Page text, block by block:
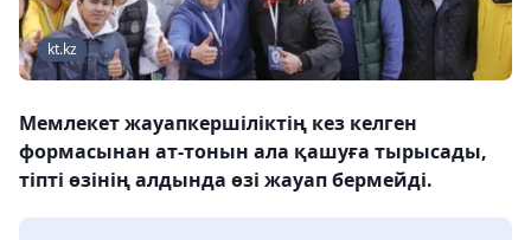
kt.kz
Мемлекет жауапкершіліктің кез келген
формасынан ат-тонын ала қашуға тырысады,
тіпті өзінің алдында өзі жауап бермейді.